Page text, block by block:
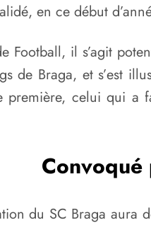
en ce début
Football, il s’agit
de Braga, et s’est
première, celui qui
Convoqué
du SC Braga aura